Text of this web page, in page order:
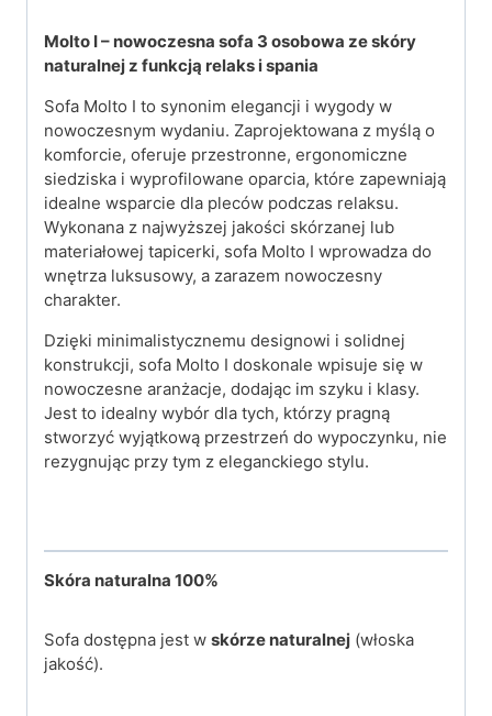
Molto I – nowoczesna sofa 3 osobowa ze skóry
naturalnej z funkcją relaks i spania
Sofa Molto I to synonim elegancji i wygody w
nowoczesnym wydaniu. Zaprojektowana z myślą o
komforcie, oferuje przestronne, ergonomiczne
siedziska i wyprofilowane oparcia, które zapewniają
idealne wsparcie dla pleców podczas relaksu.
Wykonana z najwyższej jakości skórzanej lub
materiałowej tapicerki, sofa Molto I wprowadza do
wnętrza luksusowy, a zarazem nowoczesny
charakter.
Dzięki minimalistycznemu designowi i solidnej
konstrukcji, sofa Molto I doskonale wpisuje się w
nowoczesne aranżacje, dodając im szyku i klasy.
Jest to idealny wybór dla tych, którzy pragną
stworzyć wyjątkową przestrzeń do wypoczynku, nie
rezygnując przy tym z eleganckiego stylu.
Skóra naturalna 100%
Sofa dostępna jest w skórze naturalnej (włoska
jakość).